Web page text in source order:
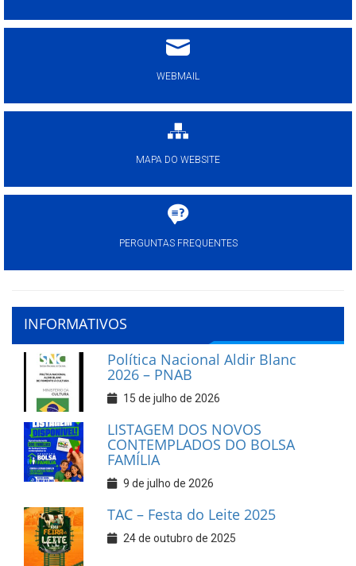
WEBMAIL
MAPA DO WEBSITE
PERGUNTAS FREQUENTES
INFORMATIVOS
Política Nacional Aldir Blanc
2026 – PNAB
15 de julho de 2026
LISTAGEM DOS NOVOS
CONTEMPLADOS DO BOLSA
FAMÍLIA
9 de julho de 2026
TAC – Festa do Leite 2025
24 de outubro de 2025